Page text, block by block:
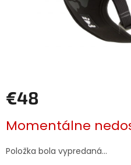
€48
cena:
Momentálne
Položka bola vypredaná…